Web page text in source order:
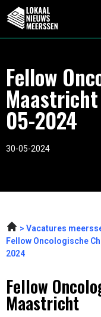
Fellow
05-2024
30-05-2024
Vacatures
Fellow Oncologische
2024
Fellow
Maastricht